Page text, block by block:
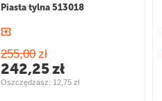
Piasta tylna 513018
255,00 zł
242,25zł
Oszczędzasz: 12,75 zł